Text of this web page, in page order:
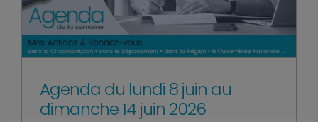
Agenda du lundi 8 juin au
dimanche 14 juin 2026